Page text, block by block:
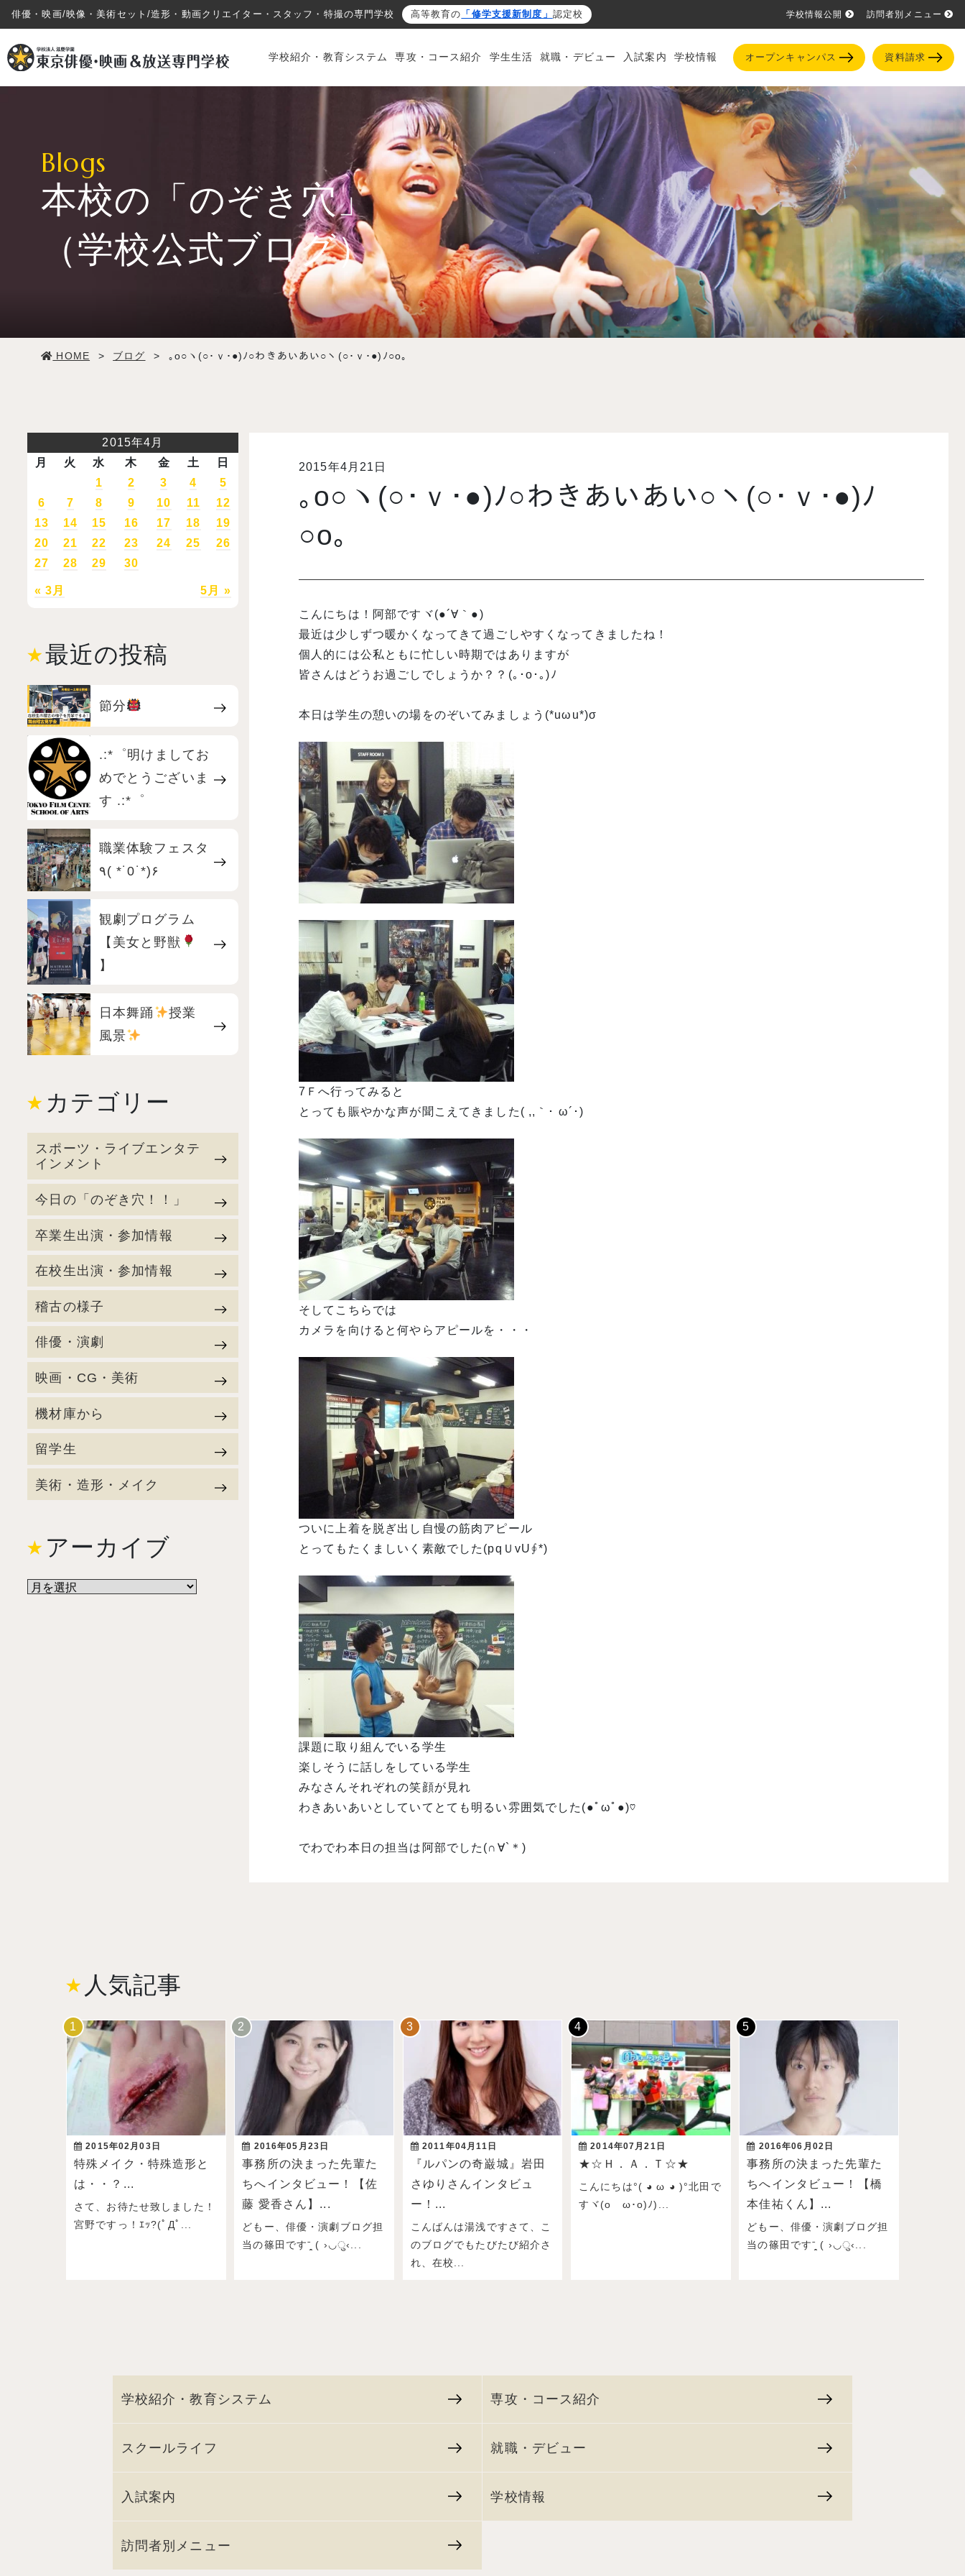
俳優・映画/映像・美術セット/造形・動画クリエイター・スタッフ・特撮の専門学校 高等教育の 「修学支援新制度」 認定校 学校情報公開 訪問者別メニュー
学校紹介・教育システム 専攻・コース紹介 学生生活 就職・デビュー 入試案内 学校情報 オープンキャンパス 資料請求
専攻・コース紹介
学校情報
オープンキャンパス
Blogs
本校の「のぞき穴」
（学校公式ブログ）
HOME > ブログ > ｡o○ヽ(○･ｖ･●)ﾉ○わきあいあい○ヽ(○･ｖ･●)ﾉ○o｡
2015年4月21日
｡o○ヽ(○･ｖ･●)ﾉ○わきあいあい○ヽ(○･ｖ･●)ﾉ
○o｡
こんにちは！阿部ですヾ(●´∀｀●)
最近は少しずつ暖かくなってきて過ごしやすくなってきましたね！
個人的には公私ともに忙しい時期ではありますが
皆さんはどうお過ごしでしょうか？？(｡･o･｡)ﾉ
本日は学生の憩いの場をのぞいてみましょう(*uωu*)σ
7Ｆへ行ってみると
とっても賑やかな声が聞こえてきました( ,,｀･ ω´･)
そしてこちらでは
カメラを向けると何やらアピールを・・・
ついに上着を脱ぎ出し自慢の筋肉アピール
とってもたくましいく素敵でした(pqＵvU∮*)
課題に取り組んでいる学生
楽しそうに話しをしている学生
みなさんそれぞれの笑顔が見れ
わきあいあいとしていてとても明るい雰囲気でした(●ﾟωﾟ●)♡
でわでわ本日の担当は阿部でした(∩∀`＊)
2015年4月
月
火 水 木 金 土 日
« 3月 5月 »
1 2 3 4
5
6
7 8 9 10 11
12
13
14 15 16 17 18
19
20
21 22 23 24 25
26
27
28 29 30
最近の投稿
節分
.:*゜明けましてお
めでとうございま
す .:*゜
職業体験フェスタ
٩( *˙0˙*)۶
観劇プログラム
【美女と野獣
】
日本舞踊
授業
風景
カテゴリー
スポーツ・ライブエンタテ
インメント
今日の「のぞき穴！！」
卒業生出演・参加情報
在校生出演・参加情報
稽古の様子
俳優・演劇
映画・CG・美術
機材庫から
留学生
美術・造形・メイク
アーカイブ
人気記事
2015年02月03日
特殊メイク・特殊造形と
は・・？...
さて、お待たせ致しました！
宮野ですっ！ｴｯ?(ﾟДﾟ...
2016年05月23日
事務所の決まった先輩た
ちへインタビュー！【佐
藤 愛香さん】...
どもー、俳優・演劇ブログ担
当の篠田ですˉ̞̭ ( ›◡ु‹...
2011年04月11日
『ルパンの奇巌城』岩田
さゆりさんインタビュ
ー！...
こんばんは湯浅ですさて、こ
のブログでもたびたび紹介さ
れ、在校...
2014年07月21日
★☆Ｈ．Ａ．Ｔ☆★
こんにちは°( ◕ ω ◕ )°北田で
すヾ(oゝω･o)ﾉ)...
2016年06月02日
事務所の決まった先輩た
ちへインタビュー！【橋
本佳祐くん】...
どもー、俳優・演劇ブログ担
当の篠田ですˉ̞̭ ( ›◡ु‹...
学校紹介・教育システム 専攻・コース紹介
スクールライフ 就職・デビュー
入試案内 学校情報
訪問者別メニュー